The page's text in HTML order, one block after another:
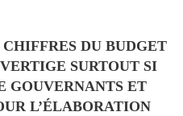
DU BUDGET
SURTOUT SI
GOUVERNANTS ET
L’ÉLABORATION